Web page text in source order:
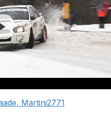
Martini2771